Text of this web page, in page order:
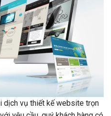
dịch vụ thiết kế website trọn